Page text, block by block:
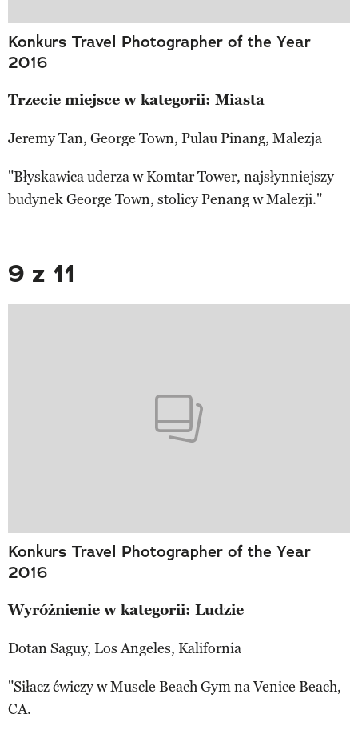
Konkurs Travel Photographer of the Year
2016
Trzecie miejsce w kategorii: Miasta
Jeremy Tan, George Town, Pulau Pinang, Malezja
"Błyskawica uderza w Komtar Tower, najsłynniejszy
budynek George Town, stolicy Penang w Malezji."
9 z 11
Konkurs Travel Photographer of the Year
2016
Wyróżnienie w kategorii: Ludzie
Dotan Saguy, Los Angeles, Kalifornia
"Siłacz ćwiczy w Muscle Beach Gym na Venice Beach,
CA.